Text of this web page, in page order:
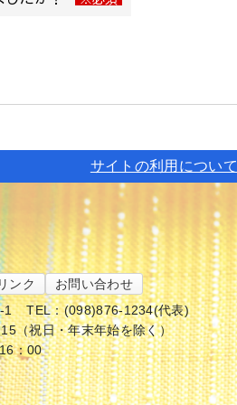
サイトの利用について
リンク
お問い合わせ
1
TEL：(098)876-1234(代表)
（祝日・年末年始を除く）
：00